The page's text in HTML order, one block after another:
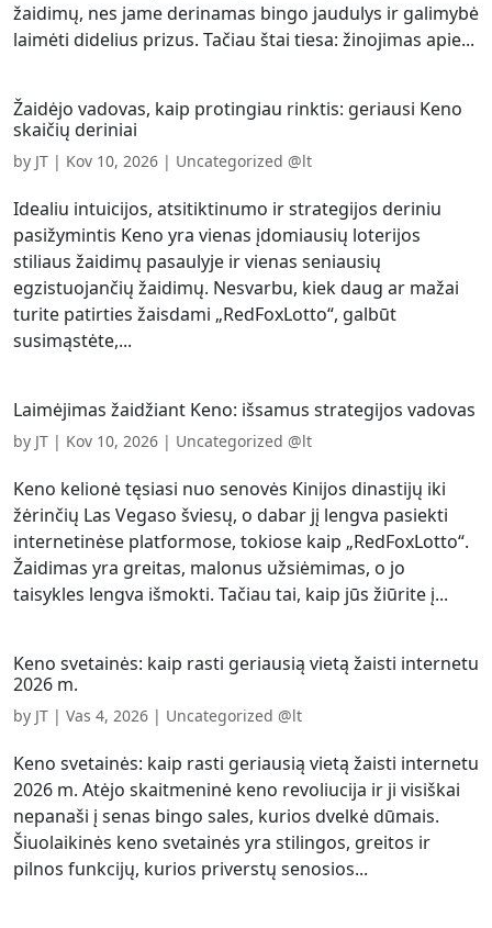
žaidimų, nes jame derinamas bingo jaudulys ir galimybė
laimėti didelius prizus. Tačiau štai tiesa: žinojimas apie...
Žaidėjo vadovas, kaip protingiau rinktis: geriausi Keno
skaičių deriniai
by JT | Kov 10, 2026 | Uncategorized @lt
Idealiu intuicijos, atsitiktinumo ir strategijos deriniu
pasižymintis Keno yra vienas įdomiausių loterijos
stiliaus žaidimų pasaulyje ir vienas seniausių
egzistuojančių žaidimų. Nesvarbu, kiek daug ar mažai
turite patirties žaisdami „RedFoxLotto“, galbūt
susimąstėte,...
Laimėjimas žaidžiant Keno: išsamus strategijos vadovas
by JT | Kov 10, 2026 | Uncategorized @lt
Keno kelionė tęsiasi nuo senovės Kinijos dinastijų iki
žėrinčių Las Vegaso šviesų, o dabar jį lengva pasiekti
internetinėse platformose, tokiose kaip „RedFoxLotto“.
Žaidimas yra greitas, malonus užsiėmimas, o jo
taisykles lengva išmokti. Tačiau tai, kaip jūs žiūrite į...
Keno svetainės: kaip rasti geriausią vietą žaisti internetu
2026 m.
by JT | Vas 4, 2026 | Uncategorized @lt
Keno svetainės: kaip rasti geriausią vietą žaisti internetu
2026 m. Atėjo skaitmeninė keno revoliucija ir ji visiškai
nepanaši į senas bingo sales, kurios dvelkė dūmais.
Šiuolaikinės keno svetainės yra stilingos, greitos ir
pilnos funkcijų, kurios priverstų senosios...